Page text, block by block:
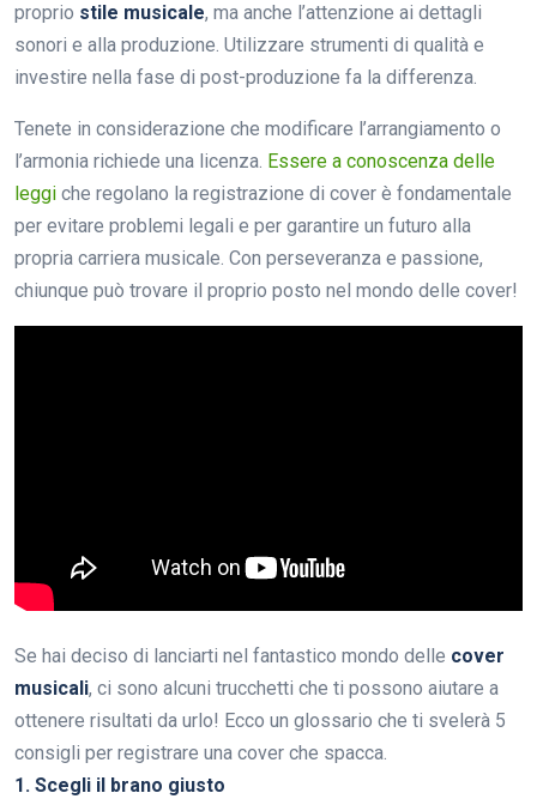
proprio stile musicale, ma anche l’attenzione ai dettagli
sonori e alla produzione. Utilizzare strumenti di qualità e
investire nella fase di post-produzione fa la differenza.
Tenete in considerazione che modificare l’arrangiamento o
l’armonia richiede una licenza. Essere a conoscenza delle
leggi che regolano la registrazione di cover è fondamentale
per evitare problemi legali e per garantire un futuro alla
propria carriera musicale. Con perseveranza e passione,
chiunque può trovare il proprio posto nel mondo delle cover!
Se hai deciso di lanciarti nel fantastico mondo delle cover
musicali, ci sono alcuni trucchetti che ti possono aiutare a
ottenere risultati da urlo! Ecco un glossario che ti svelerà 5
consigli per registrare una cover che spacca.
1. Scegli il brano giusto